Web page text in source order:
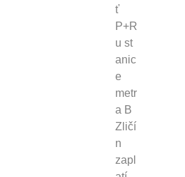
ť
P+R
u st
anic
e
metr
a B
Zličí
n
zapl